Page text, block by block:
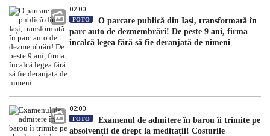
02:00
FOTO
O parcare publică din Iași, transformată în
parc auto de dezmembrări! De peste 9 ani, firma
încalcă legea fără să fie deranjată de nimeni
02:00
FOTO
Examenul de admitere în barou îi trimite pe
absolvenții de drept la meditații! Costurile